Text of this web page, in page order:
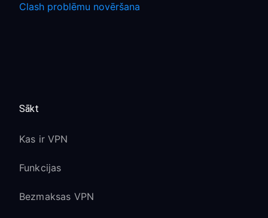
Clash problēmu novēršana
Sākt
Kas ir VPN
Funkcijas
Bezmaksas VPN